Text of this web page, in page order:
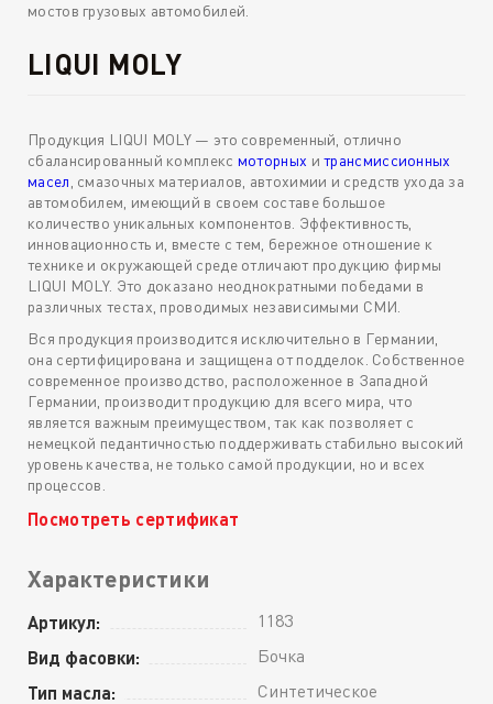
мостов грузовых автомобилей.
LIQUI MOLY
Продукция LIQUI MOLY — это современный, отлично
сбалансированный комплекс моторных итрансмиссионных
масел , смазочных материалов, автохимии и средств ухода за
автомобилем, имеющий в своем составе большое
количество уникальных компонентов. Эффективность,
инновационность и, вместе с тем, бережное отношение к
технике и окружающей среде отличают продукцию фирмы
LIQUI MOLY. Это доказано неоднократными победами в
различных тестах, проводимых независимыми СМИ.
Вся продукция производится исключительно в Германии,
она сертифицирована и защищена от подделок. Собственное
современное производство, расположенное в Западной
Германии, производит продукцию для всего мира, что
является важным преимуществом, так как позволяет с
немецкой педантичностью поддерживать стабильно высокий
уровень качества, не только самой продукции, но и всех
процессов.
Посмотреть сертификат
Характеристики
Артикул: 1183
Вид фасовки: Бочка
Тип масла: Синтетическое